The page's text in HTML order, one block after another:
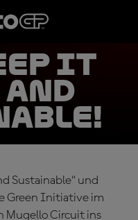
it
Sustainable“ und
Green Initiative im
Mugello Circuit ins